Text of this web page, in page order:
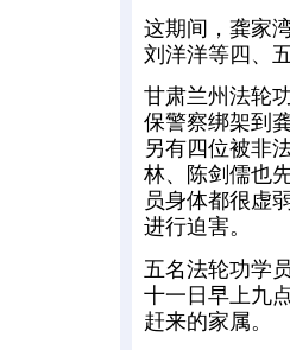
这期间，龚家
刘洋洋等四、
甘肃兰州法轮
保警察绑架到
另有四位被非
林、陈剑儒也
员身体都很虚
进行迫害。
五名法轮功学
十一日早上九
赶来的家属。